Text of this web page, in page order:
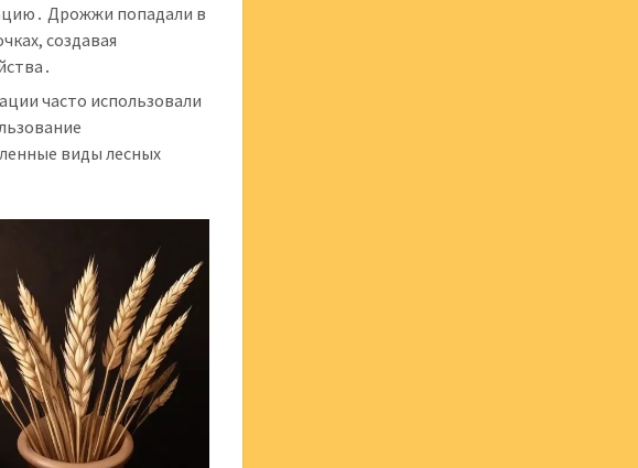
Дрожжи попадали в
создавая
часто использовали
виды лесных